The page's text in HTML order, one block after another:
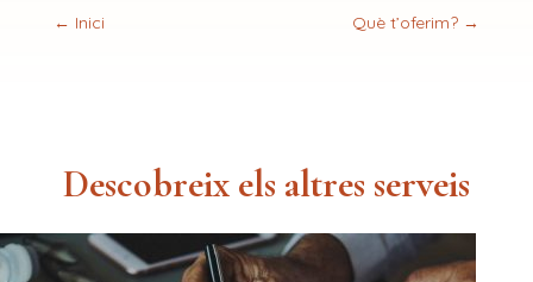
← Inici Què t’oferim? →
Descobreix els altres serveis